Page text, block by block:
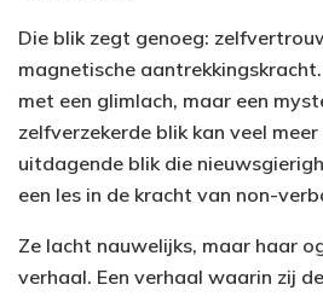
Die blik zegt genoeg:
magnetische
met een glimlach, maar een
zelfverzekerde blik kan veel
uitdagende blik die
een les in de kracht van non-
Ze lacht nauwelijks, maar haar
verhaal. Een verhaal waarin zij